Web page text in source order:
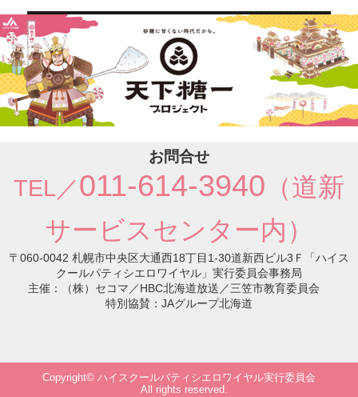
ー
シ
ョ
ン
お問合せ
TEL／011-614-3940 （道新
サービスセンター内）
〒060-0042 札幌市中央区大通西18丁目1-30道新西ビル3Ｆ「ハイス
クールパティシエロワイヤル」実行委員会事務局
主催：（株）セコマ／HBC北海道放送／三笠市教育委員会
特別協賛：JAグループ北海道
Copyright© ハイスクールパティシエロワイヤル実行委員会
All rights reserved.